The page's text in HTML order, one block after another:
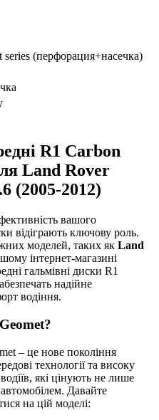
series (перфорация+насечка)
R1 Carbon
Land Rover
(2005-2012)
вашого
відіграють ключову роль.
моделей, таких як Land
інтернет-магазині
гальмівні диски R1
надійне
водіння.
– це нове покоління
технології та високу
які цінують не лише
Давайте
на цій моделі: